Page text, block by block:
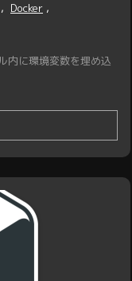
, Docker ,
内に環境変数を埋め込